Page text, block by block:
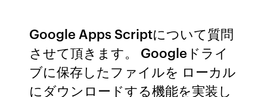
Google Apps Scriptについて質問
させて頂きます。 Googleドライ
ブに保存したファイルを ローカル
にダウンロードする機能を実装し